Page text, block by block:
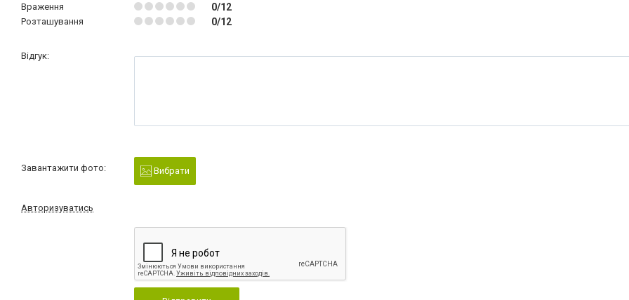
Враження 0/12
Розташування 0/12
Відгук:
Завантажити фото: Вибрати
Авторизуватись